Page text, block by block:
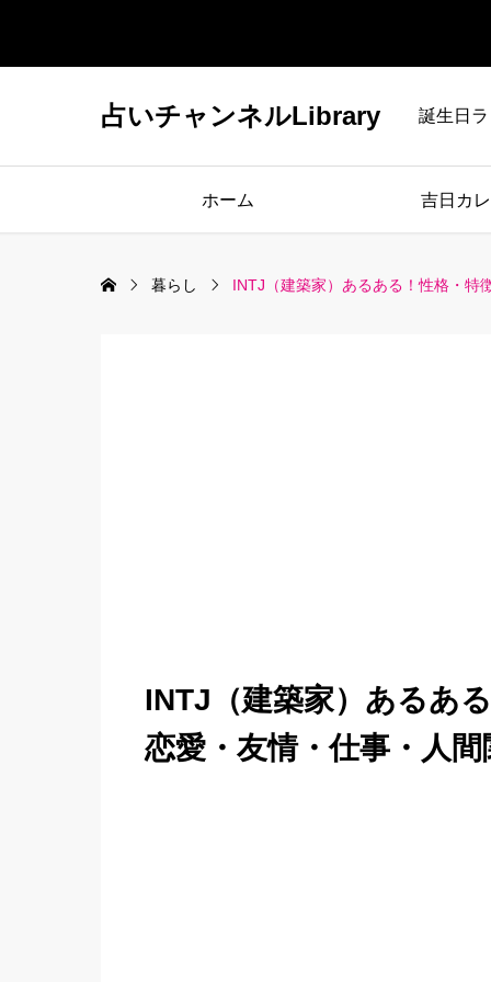
占いチャンネルLibrary 誕生日
ホーム 吉日カ
暮らし INTJ（建築家）あるある！性格・特
INTJ（建築家）あるあ
恋愛・友情・仕事・人間